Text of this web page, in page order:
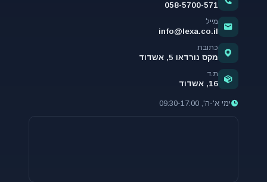
058-5700-571
מייל
info@lexa.co.il
כתובת
מקס נורדאו 5, אשדוד
ת.ד
16, אשדוד
ימי א'-ה', 09:30-17:00